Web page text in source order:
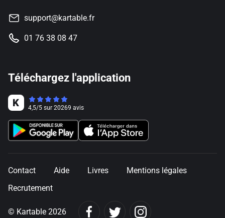
support@kartable.fr
01 76 38 08 47
Téléchargez l'application
4,5/5 sur 20269 avis
Contact Aide Livres
Mentions légales
Recrutement
© Kartable 2026